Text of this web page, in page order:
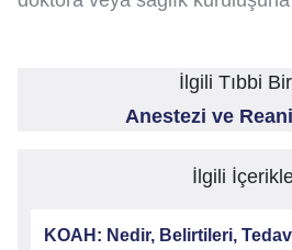
İlgili Tıbbi
Anestezi ve
İlgili
KOAH: Nedir, Belirtileri,